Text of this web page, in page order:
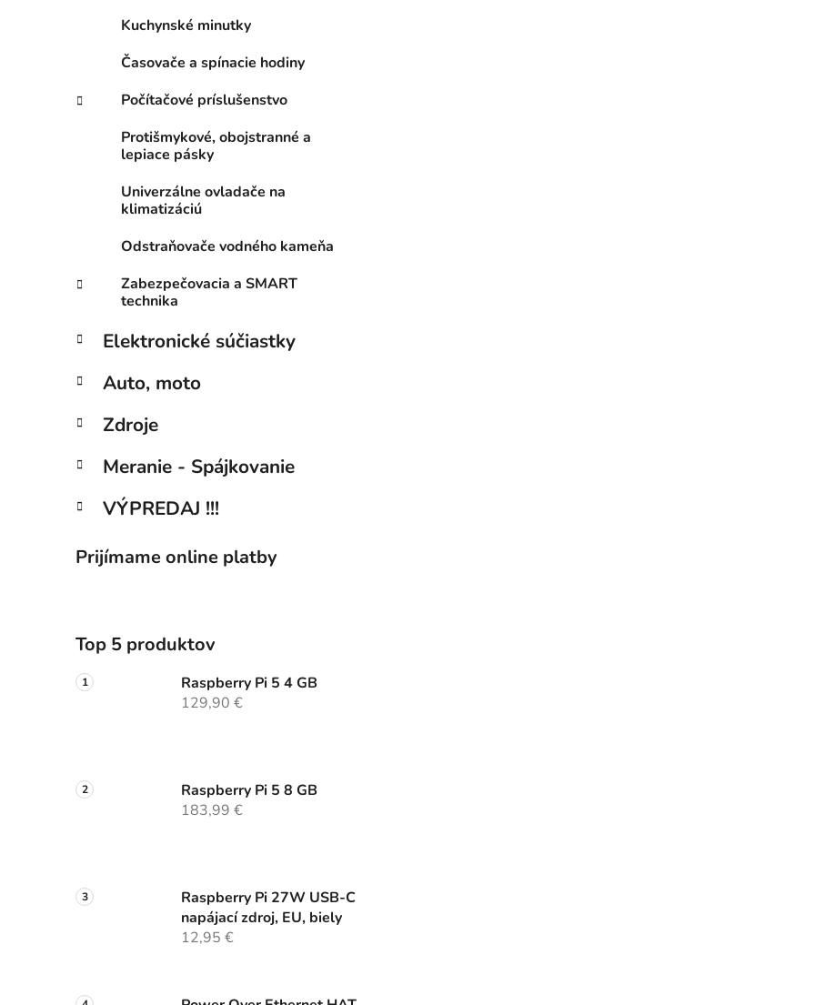
Kuchynské minutky
Časovače a spínacie hodiny
Počítačové príslušenstvo
Protišmykové, obojstranné a
lepiace pásky
Univerzálne ovladače na
klimatizáciú
Odstraňovače vodného kameňa
Zabezpečovacia a SMART
technika
Elektronické súčiastky
Auto, moto
Zdroje
Meranie - Spájkovanie
VÝPREDAJ !!!
Prijímame online platby
Top 5 produktov
Raspberry Pi 5 4 GB
129,90 €
Raspberry Pi 5 8 GB
183,99 €
Raspberry Pi 27W USB-C
napájací zdroj, EU, biely
12,95 €